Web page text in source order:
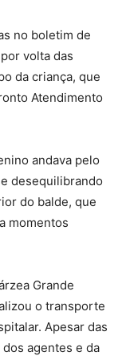
no boletim de
volta das
da criança, que
Atendimento
andava pelo
desequilibrando
do balde, que
momentos
Grande
o transporte
Apesar das
agentes e da